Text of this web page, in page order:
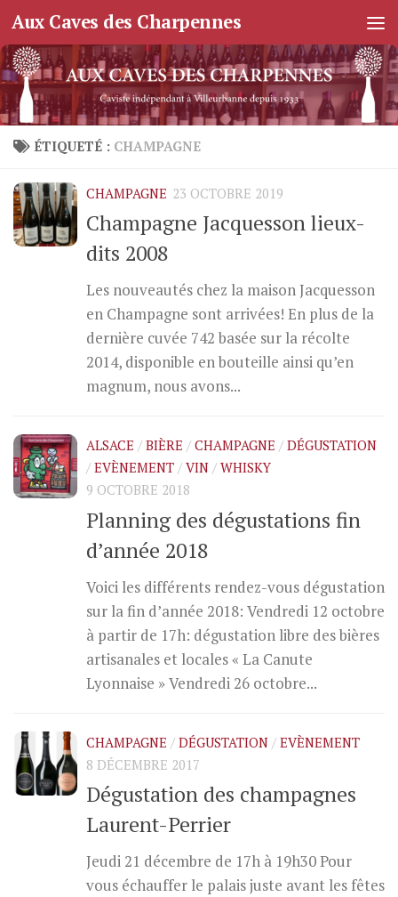
Skip to content
Aux Caves des Charpennes
ÉTIQUETÉ : CHAMPAGNE
CHAMPAGNE 23 OCTOBRE 2019
Champagne Jacquesson lieux-
dits 2008
Les nouveautés chez la maison Jacquesson
en Champagne sont arrivées! En plus de la
dernière cuvée 742 basée sur la récolte
2014, disponible en bouteille ainsi qu’en
magnum, nous avons...
ALSACE / BIÈRE / CHAMPAGNE / DÉGUSTATION
/ EVÈNEMENT / VIN / WHISKY
9 OCTOBRE 2018
Planning des dégustations fin
d’année 2018
Voici les différents rendez-vous dégustation
sur la fin d’année 2018: Vendredi 12 octobre
à partir de 17h: dégustation libre des bières
artisanales et locales « La Canute
Lyonnaise » Vendredi 26 octobre...
CHAMPAGNE / DÉGUSTATION / EVÈNEMENT
8 DÉCEMBRE 2017
Dégustation des champagnes
Laurent-Perrier
Jeudi 21 décembre de 17h à 19h30 Pour
vous échauffer le palais juste avant les fêtes